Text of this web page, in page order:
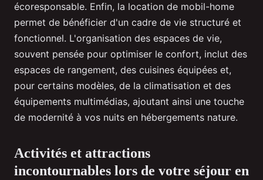
écoresponsable. Enfin, la location de mobil-home
permet de bénéficier d'un cadre de vie structuré et
fonctionnel. L'organisation des espaces de vie,
souvent pensée pour optimiser le confort, inclut des
espaces de rangement, des cuisines équipées et,
pour certains modèles, de la climatisation et des
équipements multimédias, ajoutant ainsi une touche
de modernité à vos nuits en hébergements nature.
Activités et attractions
incontournables lors de votre séjour en